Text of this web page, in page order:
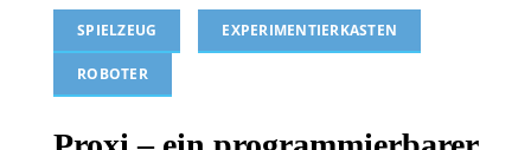
SPIELZEUG EXPERIMENTIERKASTEN
ROBOTER